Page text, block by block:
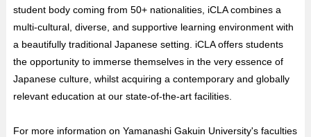
student body coming from 50+ nationalities, iCLA combines a
multi-cultural, diverse, and supportive learning environment with
a beautifully traditional Japanese setting. iCLA offers students
the opportunity to immerse themselves in the very essence of
Japanese culture, whilst acquiring a contemporary and globally
relevant education at our state-of-the-art facilities.
For more information on Yamanashi Gakuin University's faculties